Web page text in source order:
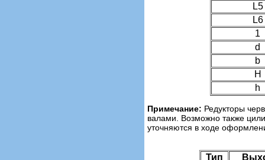
L5
L6
1
d
b
Н
h
Примечание: Редукторы
валами. Возможно также
уточняются в ходе
Тип